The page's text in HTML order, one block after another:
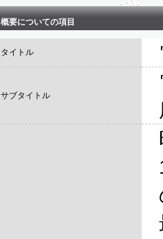
概要についての項目
タイトル
サブタイトル